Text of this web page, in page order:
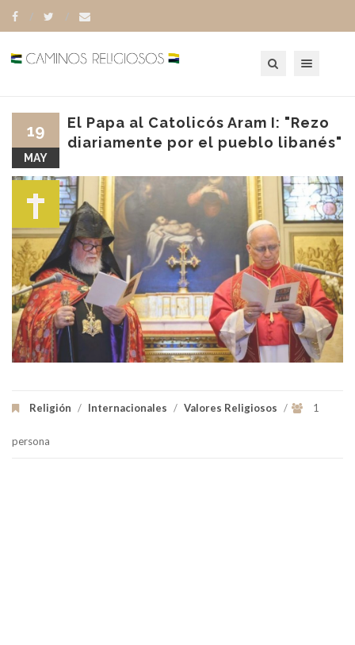
El Papa al Catolicós Aram I: "Rezo
diariamente por el pueblo libanés"
Religión / Internacionales / Valores Religiosos / 1
persona
19
MAY